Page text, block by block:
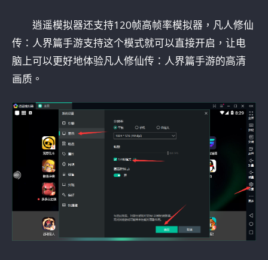
逍遥模拟器还支持120帧高帧率模拟器，凡人修仙
传：人界篇手游支持这个模式就可以直接开启，让电
脑上可以更好地体验凡人修仙传：人界篇手游的高清
画质。